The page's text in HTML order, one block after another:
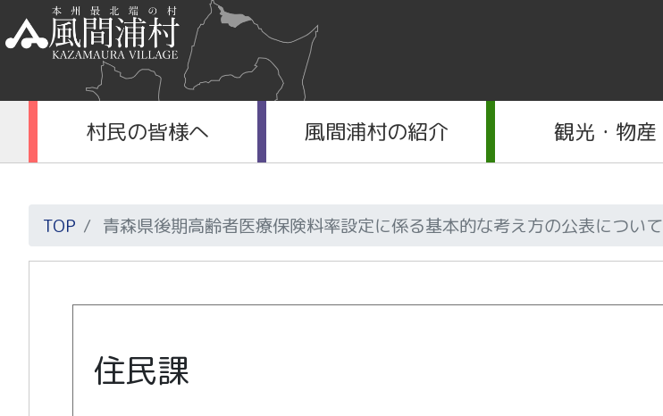
村民の皆様へ 風間浦村の紹介 観光・物産
TOP 青森県後期高齢者医療保険料率設定に係る基本的な考え方の公表について
住民課